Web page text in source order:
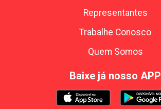
Representantes
Trabalhe Conosco
Quem Somos
Baixe já nosso APP